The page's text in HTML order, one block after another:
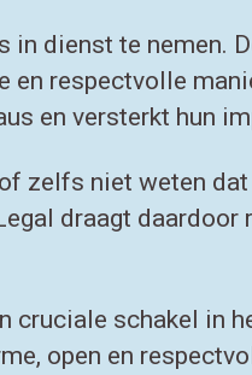
in dienst te nemen.
en respectvolle
en versterkt hun
zelfs niet weten
draagt daardoor
cruciale schakel in
open en